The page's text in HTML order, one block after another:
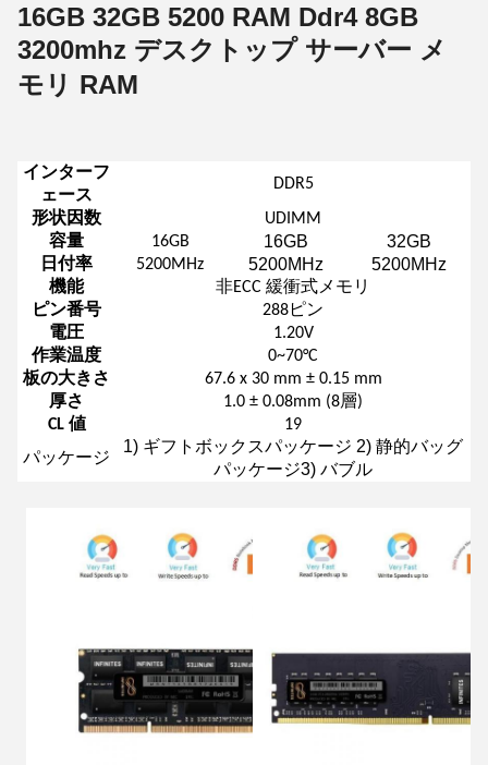
16GB 32GB 5200 RAM Ddr4 8GB
3200mhz デスクトップ サーバー メ
モリ RAM
インターフ
ェース
DDR5
形状因数
UDIMM
容量
16GB 16GB 32GB
日付率 5200MHz 5200MHz 5200MHz
機能
非ECC 緩衝式メモリ
ピン番号
288ピン
電圧
1.20V
作業温度
0~70°C
板の大きさ
67.6 x 30 mm ± 0.15 mm
厚さ
1.0 ± 0.08mm (8層)
CL 値
19
パッケージ
1) ギフトボックスパッケージ 2) 静的バッグ
パッケージ3) バブル